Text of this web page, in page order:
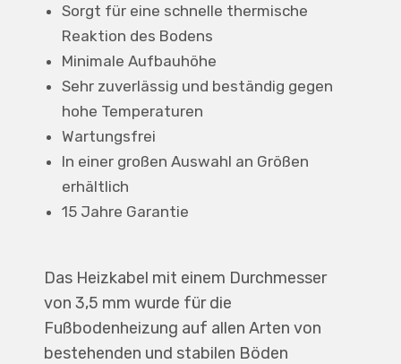
Sorgt für eine schnelle thermische
Reaktion des Bodens
Minimale Aufbauhöhe
Sehr zuverlässig und beständig gegen
hohe Temperaturen
Wartungsfrei
In einer großen Auswahl an Größen
erhältlich
15 Jahre Garantie
Das Heizkabel mit einem Durchmesser
von 3,5 mm wurde für die
Fußbodenheizung auf allen Arten von
bestehenden und stabilen Böden